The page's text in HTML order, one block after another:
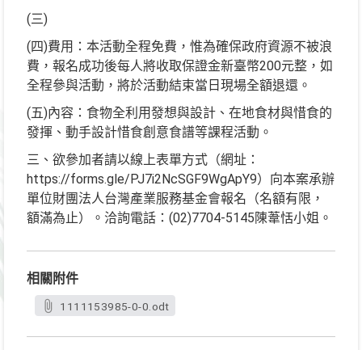
(三)
(四)費用：本活動全程免費，惟為確保政府資源不被浪
費，報名成功後每人將收取保證金新臺幣200元整，如
全程參與活動，將於活動結束當日現場全額退還。
(五)內容：食物全利用發想與設計、在地食材與惜食的
發揮、動手設計惜食創意食譜等課程活動。
三、欲參加者請以線上表單方式（網址：
https://forms.gle/PJ7i2NcSGF9WgApY9）向本案承辦
單位財團法人台灣產業服務基金會報名（名額有限，
額滿為止）。洽詢電話：(02)7704-5145陳葦恬小姐。
相關附件
1111153985-0-0.odt